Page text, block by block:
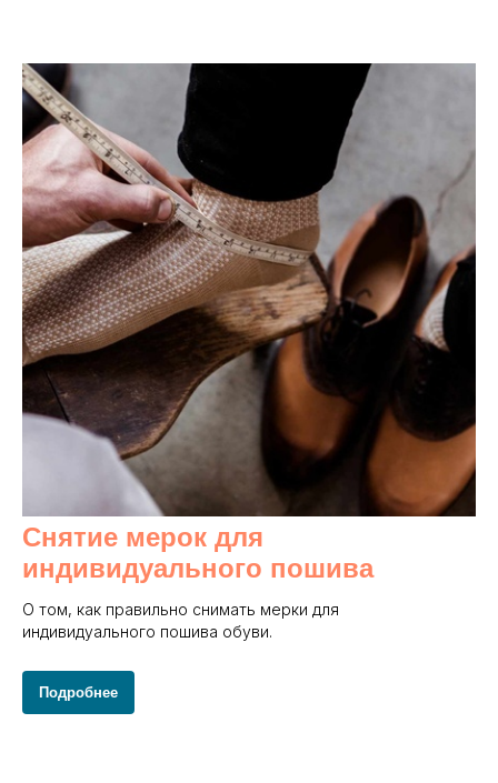
Снятие мерок для
индивидуального пошива
О том, как правильно снимать мерки для
индивидуального пошива обуви.
Подробнее